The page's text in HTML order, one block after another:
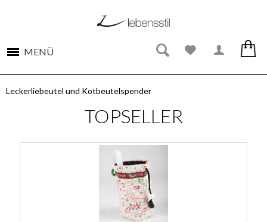
MENÜ
Leckerliebeutel und Kotbeutelspender
TOPSELLER